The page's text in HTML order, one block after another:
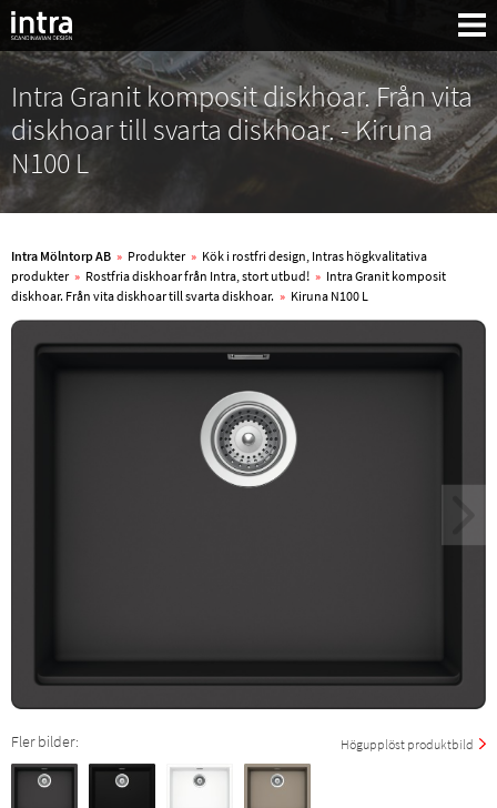
Sök:
Intra Granit komposit diskhoar. Från vita
diskhoar till svarta diskhoar. - Kiruna
N100 L
Intra Mölntorp AB » Produkter » Kök i rostfri design, Intras högkvalitativa
produkter » Rostfria diskhoar från Intra, stort utbud! » Intra Granit komposit
diskhoar. Från vita diskhoar till svarta diskhoar. » Kiruna N100 L
Högupplöst produktbild
Fler bilder: